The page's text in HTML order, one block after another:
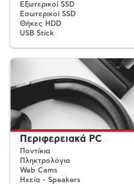
Εξωτερικοί SSD
Εσωτερικοί SSD
Θήκες HDD
USB Stick
Περιφερειακά PC
Ποντίκια
Πληκτρολόγια
Web Cams
Ηχεία - Speakers